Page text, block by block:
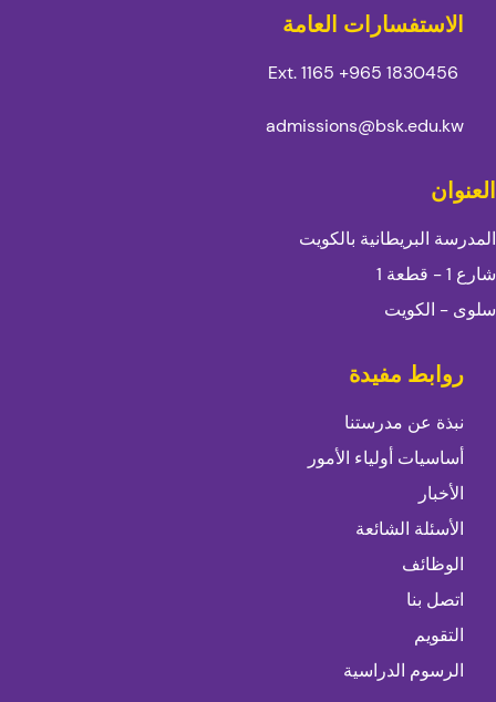
الاستفسارات العامة
1830456 965+
admissions@bsk.edu.kw
العنوان
المدرسة البريطانية بالكويت
شارع 1 - قطعة 1
سلوى - الكويت
روابط مفيدة
نبذة عن مدرستنا
أساسيات أولياء الأمور
الأخبار
الأسئلة الشائعة
الوظائف
اتصل بنا
التقويم
الرسوم الدراسية